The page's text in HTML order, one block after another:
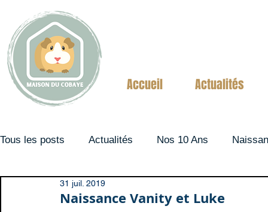
Accueil Actualités
Tous les posts Actualités Nos 10 Ans
Couples
Naissance Vanity et Luke
31 juil. 2019